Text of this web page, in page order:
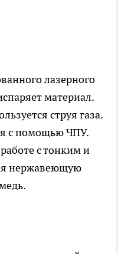
лазерного
материал.
струя газа.
с помощью ЧПУ.
с тонким и
нержавеющую